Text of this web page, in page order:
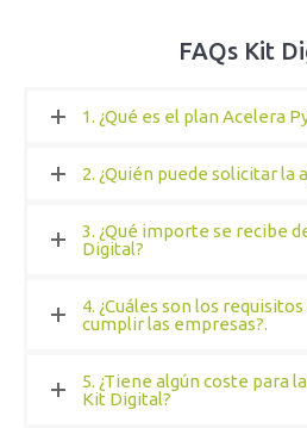
FAQs Kit
1. ¿Qué es el plan Acelera
2. ¿Quién puede solicitar la
3. ¿Qué importe se recibe
Digital?
4. ¿Cuáles son los
cumplir las empresas?.
5. ¿Tiene algún coste para
Kit Digital?